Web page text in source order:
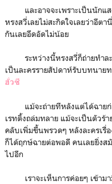
และอาจจะเพราะเป็นนักแส
หรงสวี่เลยไม่สะกิดใจเลยว่าอีต
กันเลยอึดอัดไม่น้อย
ระหว่างนี้หรงสวี่ก็ถ่ายทำละค
เป็นละครรายสัปดาห์รับบทนาย
ฮั่วซี
แม้จะถ่ายทีหลังแต่ได้ฉายก่อ
เรทติ้งถล่มทลาย แม้จะเป็นตัว
คลับเพิ่มขึ้นพรวดๆ หลังละครเรื่
ก็ได้ฤกษ์ฉายต่อพอดี คนเลยยิ่ง
ไปอีก
เราจะเห็นการค่อยๆ เข้ามา